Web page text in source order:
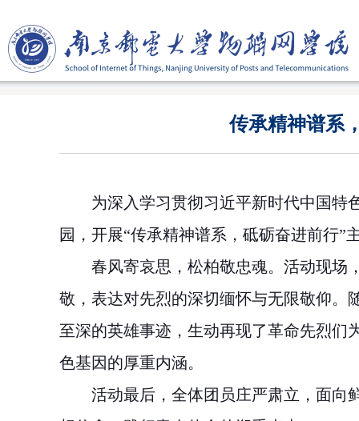
传承精神谱系
为深入学习贯彻习近平新时代中国特
园，开展“传承精神谱系，砥砺奋进前行
春风寄哀思，松柏敬忠魂。活动现场
敬，表达对先烈的深切缅怀与无限敬仰。
至深的英雄事迹，生动再现了革命先烈们
色基因的厚重内涵。
活动最后，全体团员庄严肃立，面向